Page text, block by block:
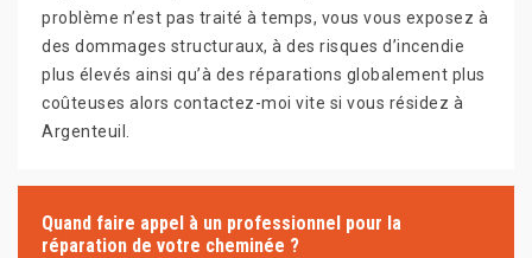
problème n’est pas traité à temps, vous vous exposez à
des dommages structuraux, à des risques d’incendie
plus élevés ainsi qu’à des réparations globalement plus
coûteuses alors contactez-moi vite si vous résidez à
Argenteuil.
Quand faire appel à un professionnel pour la
réparation de votre cheminée ?